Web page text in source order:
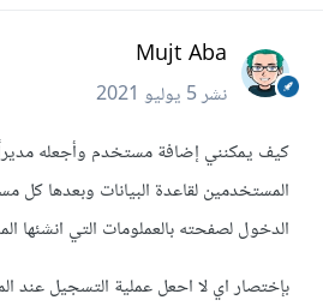
Mujt Aba
نشر5 يوليو 2021
كيف يمكنني إضافة مستخدم وأجعله
المستخدمين لقاعدة البيانات وبعدها
الدخول لصفحته بالعملومات التي انشئها
بإختصار اي لا احعل عملية التسجيل عند